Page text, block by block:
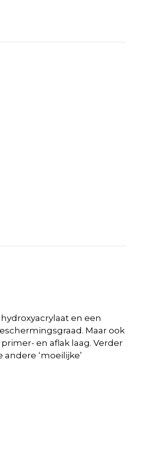
en een
Maar ook
en aflak laag. Verder
‘moeilijke’